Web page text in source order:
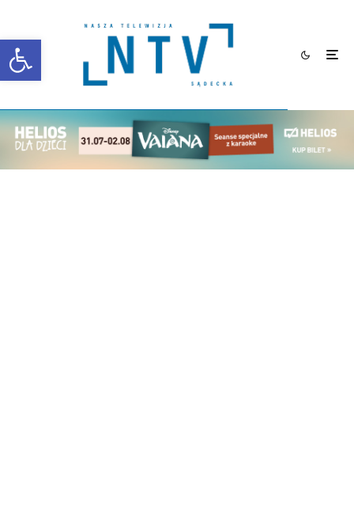
Otwórz pasek narzędzi